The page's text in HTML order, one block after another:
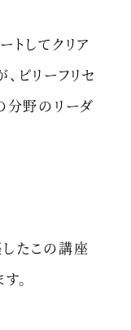
トしてクリア
ビリーフリセ
分野のリーダ
たこの講座
。